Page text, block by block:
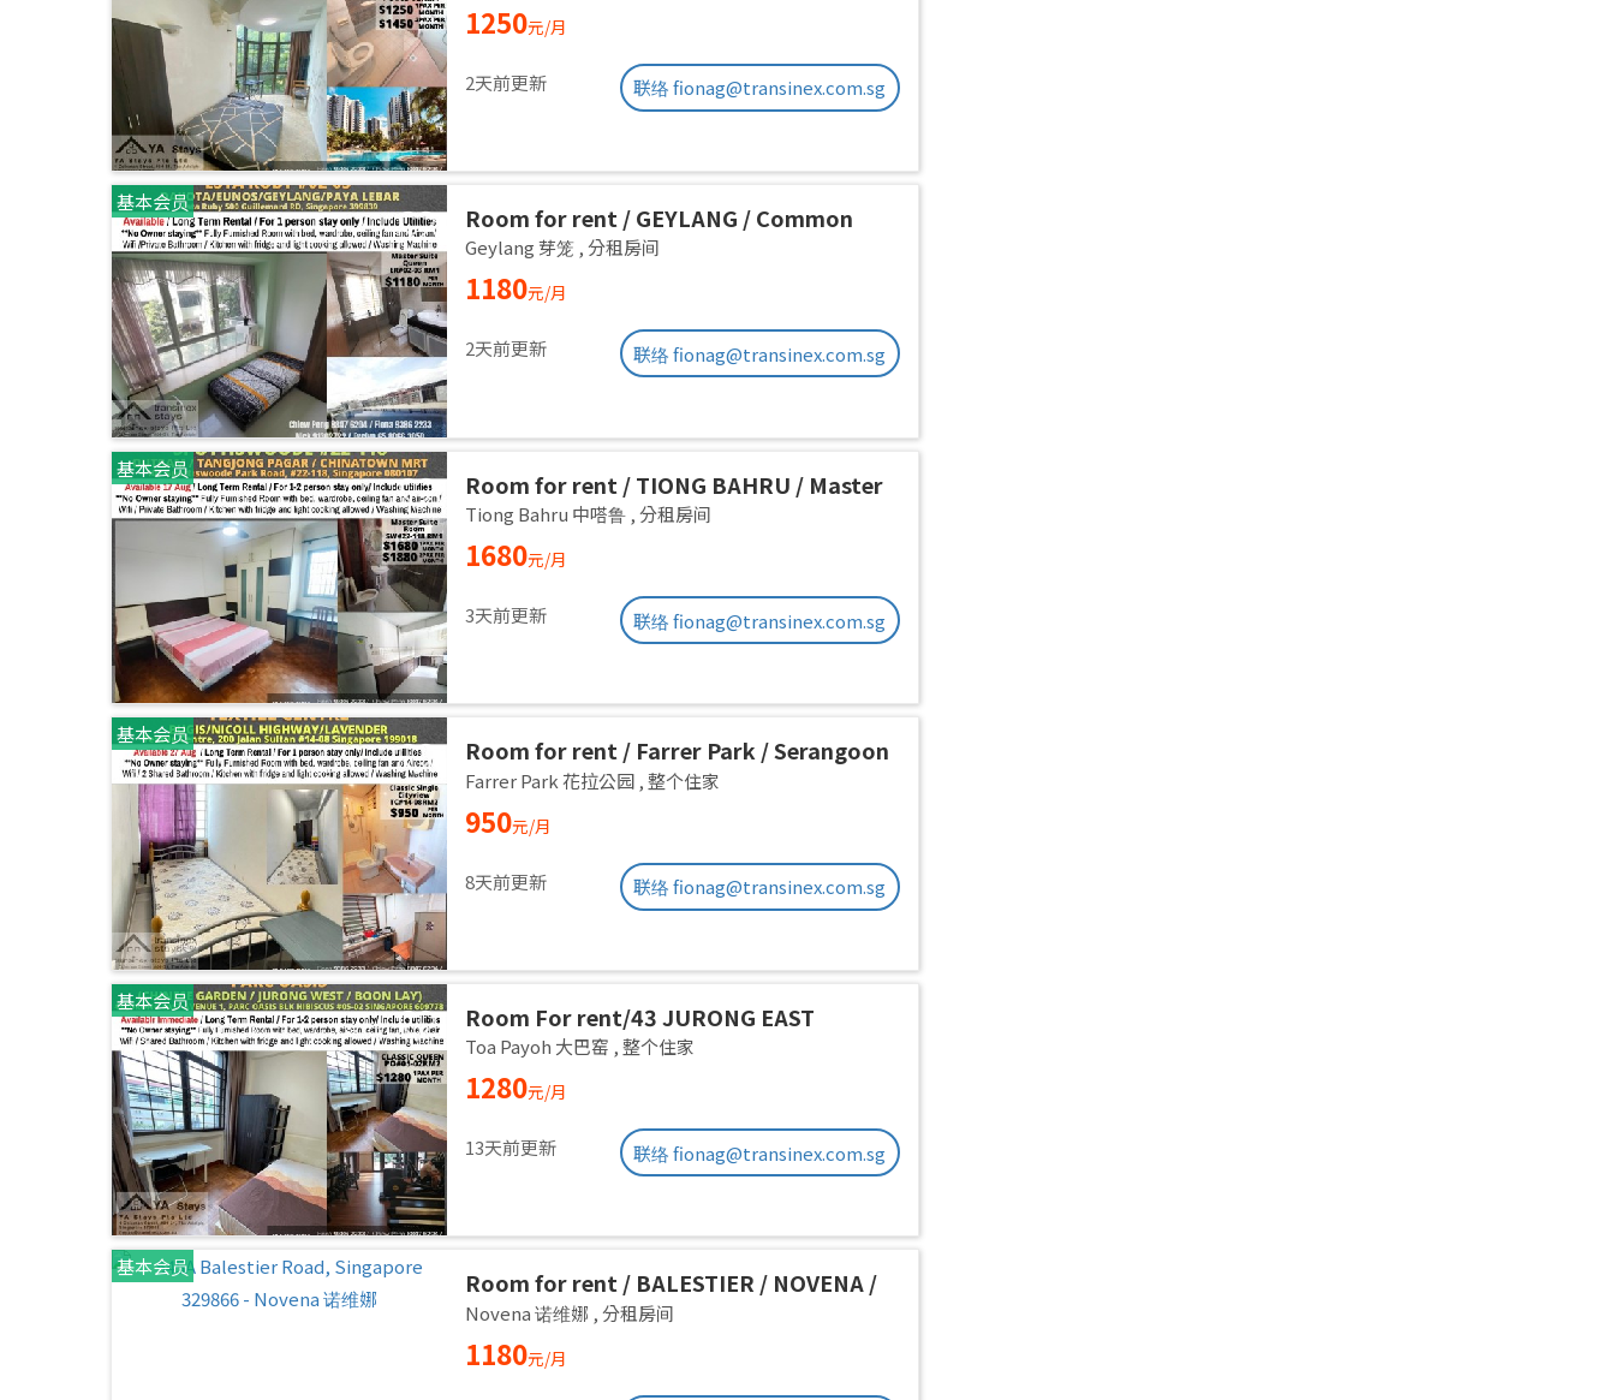
1250元/月
2天前更新 联络 fionag@transinex.com.sg
基本会员
Room for rent / GEYLANG / Common
room / 1pax stay / Available Immediately
Geylang 芽笼 ,分租房间
1180元/月
2天前更新 联络 fionag@transinex.com.sg
基本会员
Room for rent / TIONG BAHRU / Master
room / 1pax stay / Available 17 August
Tiong Bahru 中嗒鲁 ,分租房间
1680元/月
3天前更新 联络 fionag@transinex.com.sg
基本会员
Room for rent / Farrer Park / Serangoon
/ Common room / 1pax stay / Available
27 Aug
Farrer Park 花拉公园 ,整个住家
950元/月
8天前更新 联络 fionag@transinex.com.sg
基本会员
Room For rent/43 JURONG EAST
AVENUE 1, PARC OASIS BLK HIBISCUS
60977 Road/commen /for 1pax/
Available Immediate
Toa Payoh 大巴窑 ,整个住家
1280元/月
13天前更新 联络 fionag@transinex.com.sg
基本会员
Room for rent / BALESTIER / NOVENA /
Common room / 1pax stay / Available
immediate
Novena 诺维娜 ,分租房间
1180元/月